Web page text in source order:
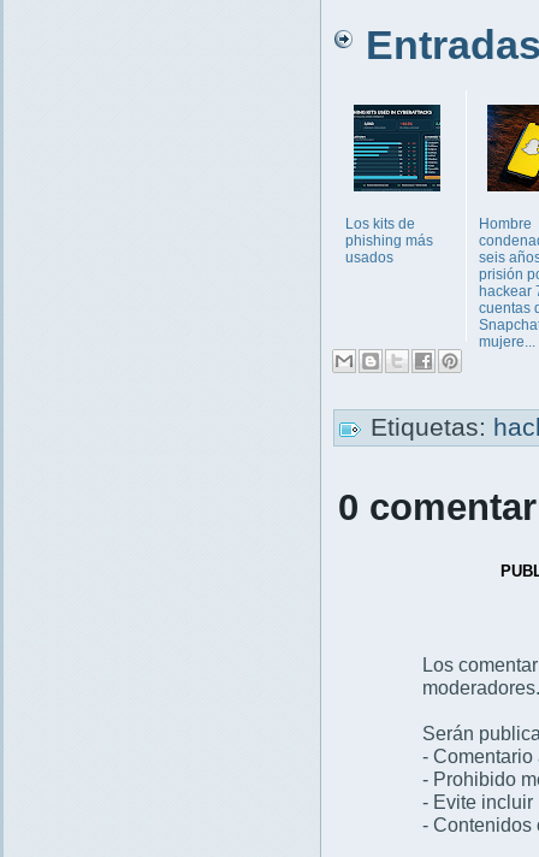
Entradas
Los kits de
phishing más
usados
Hombre
seis
prisión
hackear
cuentas
mujere...
Etiquetas:
0
Los
moderadores.
Serán
- Comentario
- Prohibido
- Evite incluir
- Contenidos